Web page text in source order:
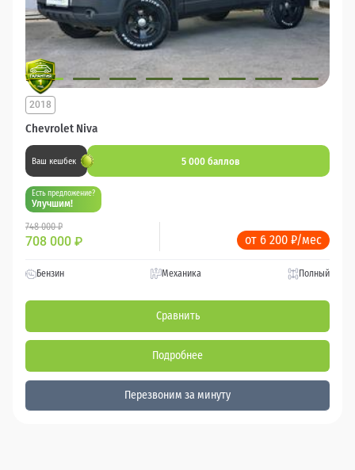
Chevrolet Niva
2018
Ваш кешбек 5 000 баллов
Есть предложение?
Улучшим!
748 000 ₽
708 000 ₽ от 6 200 ₽/мес
Бензин Механика Полный
Сравнить
Подробнее
Перезвоним за минуту